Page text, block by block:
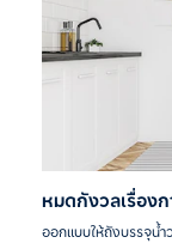
หมดกังวลเรื่อง
ออกแบบให้ถังบรรจุน้ำ